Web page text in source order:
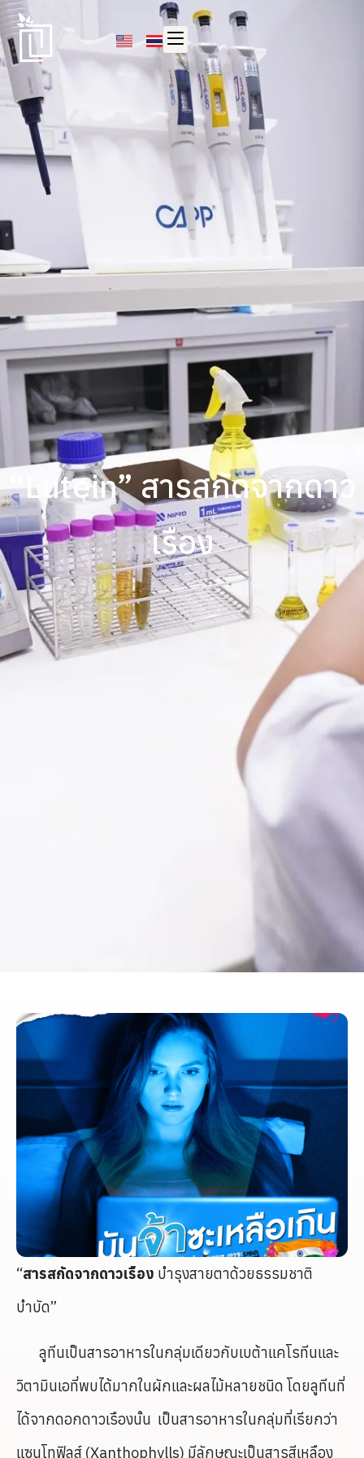
“Lutein” สารสกัดจากดาว
เรือง
“สารสกัดจากดาวเรือง บำรุงสายตาด้วยธรรมชาติ
บำบัด”
ลูทีนเป็นสารอาหารในกลุ่มเดียวกับเบต้าแคโรทีนและ
วิตามินเอที่พบได้มากในผักและผลไม้หลายชนิด โดยลูทีนที่
ได้จากดอกดาวเรืองนั้น เป็นสารอาหารในกลุ่มที่เรียกว่า
แซนโทฟิลส์ (Xanthophylls) มีลักษณะเป็นสารสีเหลือง